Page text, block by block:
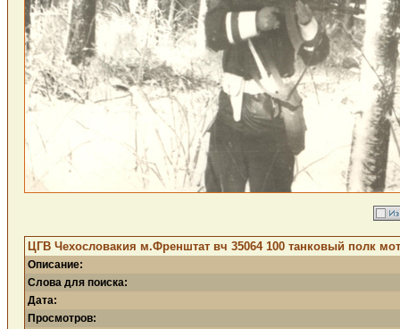
ЦГВ Чехословакия м.Френштат вч 35064 100 танковый полк
Описание:
Слова для поиска:
Дата:
Просмотров: